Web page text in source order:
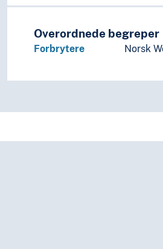
Overordnede begreper
Forbrytere Norsk